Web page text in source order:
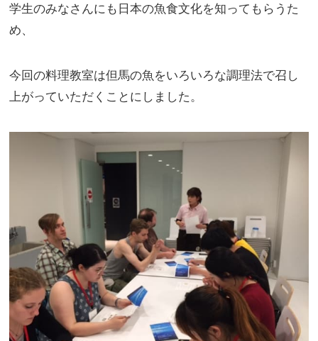
学生のみなさんにも日本の魚食文化を知ってもらうた
め、
今回の料理教室は但馬の魚をいろいろな調理法で召し
上がっていただくことにしました。